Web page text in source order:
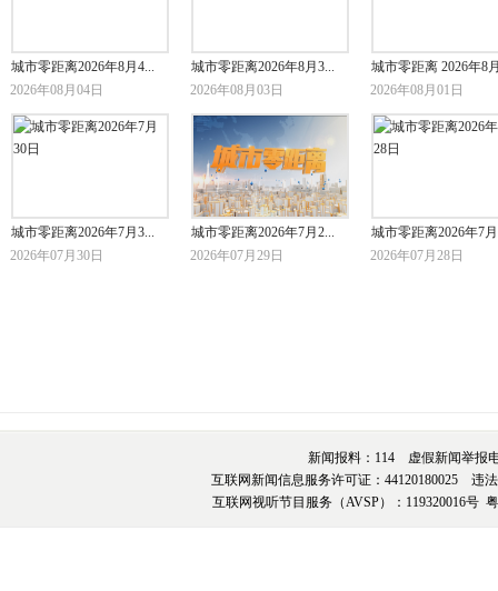
城市零距离2026年8月4...
2026年08月04日
城市零距离2026年8月3...
2026年08月03日
城市零距离 2026年8
2026年08月01日
城市零距离2026年7月3...
2026年07月30日
城市零距离2026年7月2...
2026年07月29日
城市零距离2026年7
2026年07月28日
新闻报料：114 虚假新闻举报电
互联网新闻信息服务许可证：44120180025 违
互联网视听节目服务（AVSP）：119320016号